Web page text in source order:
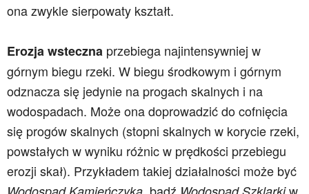
ona zwykle sierpowaty kształt.
Erozja wsteczna przebiega najintensywniej w
górnym biegu rzeki. W biegu środkowym i górnym
odznacza się jedynie na progach skalnych i na
wodospadach. Może ona doprowadzić do cofnięcia
się progów skalnych (stopni skalnych w korycie rzeki,
powstałych w wyniku różnic w prędkości przebiegu
erozji skał). Przykładem takiej działalności może być